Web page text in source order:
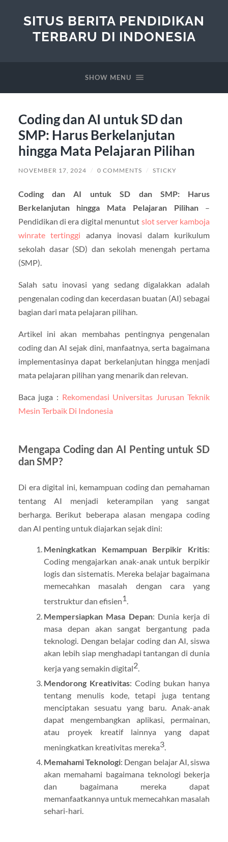
SITUS BERITA PENDIDIKAN
TERBARU DI INDONESIA
SHOW MENU
Coding dan AI untuk SD dan
SMP: Harus Berkelanjutan
hingga Mata Pelajaran Pilihan
NOVEMBER 17, 2024 / 0 COMMENTS / STICKY
Coding dan AI untuk SD dan SMP: Harus
Berkelanjutan hingga Mata Pelajaran Pilihan–
Pendidikan di era digital menuntut slot server kamboja
winrate tertinggi adanya inovasi dalam kurikulum
sekolah dasar (SD) dan sekolah menengah pertama
(SMP).
Salah satu inovasi yang sedang digalakkan adalah
pengenalan coding dan kecerdasan buatan (AI) sebagai
bagian dari mata pelajaran pilihan.
Artikel ini akan membahas pentingnya pengenalan
coding dan AI sejak dini, manfaatnya, serta bagaimana
implementasinya dapat berkelanjutan hingga menjadi
mata pelajaran pilihan yang menarik dan relevan.
Baca juga : Rekomendasi Universitas Jurusan Teknik
Mesin Terbaik Di Indonesia
Mengapa Coding dan AI Penting untuk SD
dan SMP?
Di era digital ini, kemampuan coding dan pemahaman
tentang AI menjadi keterampilan yang sangat
berharga. Berikut beberapa alasan mengapa coding
dan AI penting untuk diajarkan sejak dini:
Meningkatkan Kemampuan Berpikir Kritis:
Coding mengajarkan anak-anak untuk berpikir
logis dan sistematis. Mereka belajar bagaimana
memecahkan masalah dengan cara yang
terstruktur dan efisien1.
Mempersiapkan Masa Depan: Dunia kerja di
masa depan akan sangat bergantung pada
teknologi. Dengan belajar coding dan AI, siswa
akan lebih siap menghadapi tantangan di dunia
kerja yang semakin digital2.
Mendorong Kreativitas: Coding bukan hanya
tentang menulis kode, tetapi juga tentang
menciptakan sesuatu yang baru. Anak-anak
dapat mengembangkan aplikasi, permainan,
atau proyek kreatif lainnya yang dapat
meningkatkan kreativitas mereka3.
Memahami Teknologi: Dengan belajar AI, siswa
akan memahami bagaimana teknologi bekerja
dan bagaimana mereka dapat
memanfaatkannya untuk memecahkan masalah
sehari-hari.